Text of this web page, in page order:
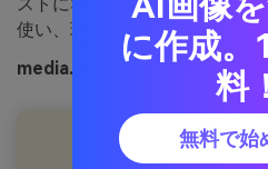
使い、現代的な印象を維持し
media.ioで生成した黄金の馬車
に作成。
料！
無料で